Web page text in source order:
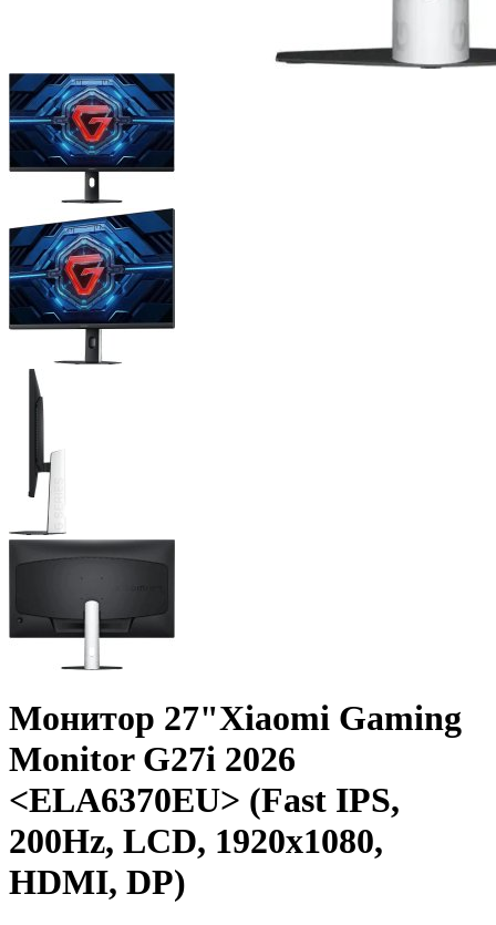
Монитор 27"Xiaomi Gaming
Monitor G27i 2026
<ELA6370EU> (Fast IPS,
200Hz, LCD, 1920x1080,
HDMI, DP)